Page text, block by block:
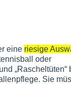
eine riesige
oder
„Rascheltüten“
Sie